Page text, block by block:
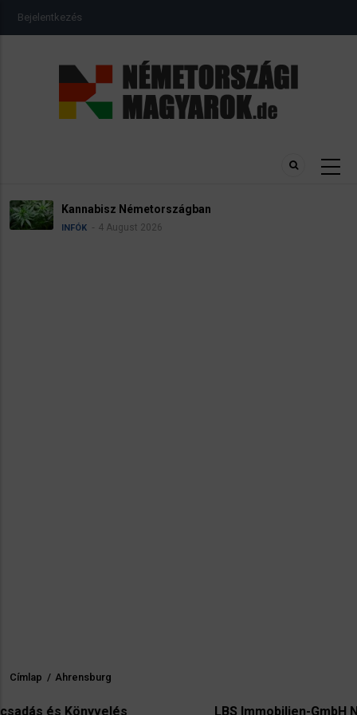
USER
ACCOUNT
Bejelentkezés
Kannabisz Németországban
INFÓK 4 August 2026
Morzsa
Címlap / Ahrensburg
LBS Immobilien-GmbH NordWest